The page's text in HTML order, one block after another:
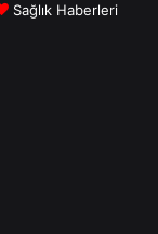
Sağlık Haberleri